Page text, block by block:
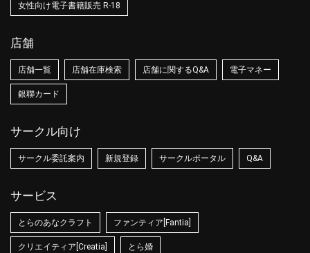
女性向け電子書籍販売 R-18
店舗
店舗一覧 店舗在庫検索 店舗に関するQ&A 電子マネー
銀聯カード
サークル向け
サークル委託案内 新規登録 サークルポータル Q&A
サービス
とらのあなクラフト ファンティア[Fantia]
クリエイティア[Creatia] とら婚